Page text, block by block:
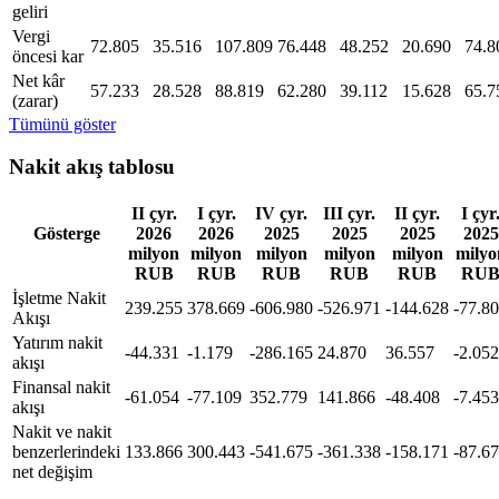
geliri
Vergi
öncesi kar
72.805 35.516 107.809 76.448 48.252 20.690
Net kâr
(zarar)
57.233 28.528 88.819 62.280 39.112 15.628
Tümünü göster
Nakit akış tablosu
Gösterge
II çyr.
2026
milyon
RUB
I çyr.
2026
milyon
RUB
IV çyr.
2025
milyon
RUB
III çyr.
2025
milyon
RUB
II çyr.
2025
milyon
RUB
I çyr.
2025
RUB
İşletme Nakit
Akışı
239.255 378.669 -606.980 -526.971 -144.628 -
Yatırım nakit
akışı
-44.331 -1.179 -286.165 24.870 36.557
-2.052
Finansal nakit
akışı
-61.054 -77.109 352.779 141.866 -48.408
-7.453
Nakit ve nakit
benzerlerindeki
net değişim
133.866 300.443 -541.675 -361.338 -158.171 -